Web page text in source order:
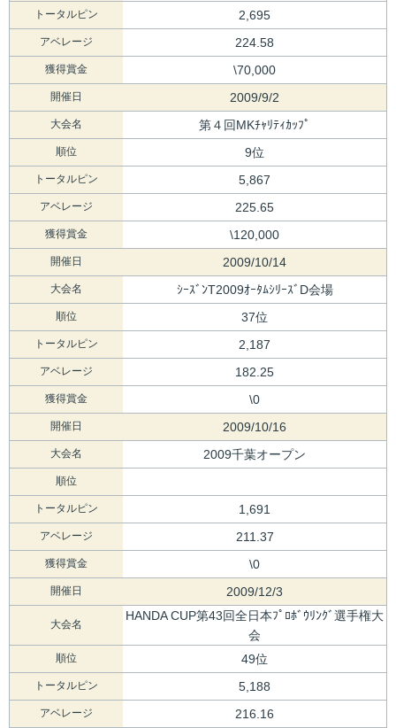
トータルピン 2,695
アベレージ 224.58
獲得賞金 \70,000
開催日 2009/9/2
大会名 第４回MKﾁｬﾘﾃｨｶｯﾌﾟ
順位 9位
トータルピン 5,867
アベレージ 225.65
獲得賞金 \120,000
開催日 2009/10/14
大会名 ｼｰｽﾞﾝT2009ｵｰﾀﾑｼﾘｰｽﾞD会場
順位 37位
トータルピン 2,187
アベレージ 182.25
獲得賞金 \0
開催日 2009/10/16
大会名 2009千葉オープン
順位
トータルピン 1,691
アベレージ 211.37
獲得賞金 \0
開催日 2009/12/3
大会名
HANDA CUP第43回全日本ﾌﾟﾛﾎﾞｳﾘﾝｸﾞ選手権大
会
順位 49位
トータルピン 5,188
アベレージ 216.16